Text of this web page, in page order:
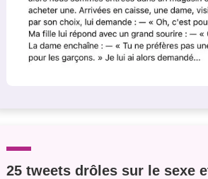
25 tweets drôles sur le sexe